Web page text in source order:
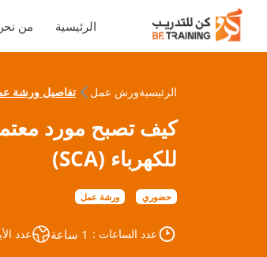
الرئيسية من
الرئيسيةورش عمل تفاصيل ورشة
كيف تصبح مورد
للكهرباء (SCA)
حضوري ورشة عمل
عدد الساعات : 1 ساعة عدد